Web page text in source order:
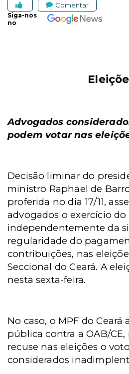
Comentar
Siga-nos
no
Advogados
podem votar nas
Decisão liminar do
ministro Raphael de
proferida no dia 17/11,
advogados o exercício do
independentemente da
regularidade do
contribuições, nas
Seccional do Ceará. A
nesta sexta-feira.
No caso, o MPF do
pública contra a OAB/
recuse nas eleições o
considerados